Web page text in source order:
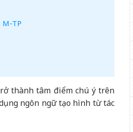
M-TP
thành tâm điểm chú ý trên
ngôn ngữ tạo hình từ tác